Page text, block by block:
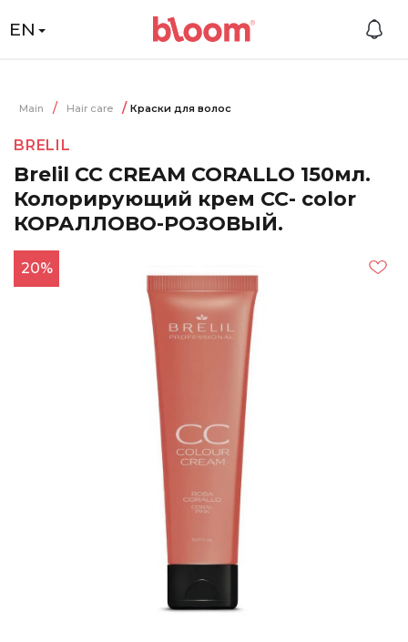
EN
Main Hair care Краски для волос
BRELIL
Brelil CC CREAM CORALLO 150мл.
Колорирующий крем CC- color
КОРАЛЛОВО-РОЗОВЫЙ.
20%